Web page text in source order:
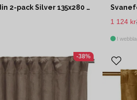
Svanefors Estelle Gardin 2-pack Silver 135x280 cm
1 124 kr
I
-38%